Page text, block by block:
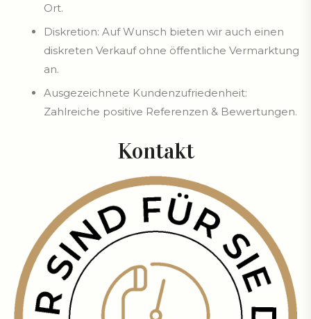
Ort.
Diskretion: Auf Wunsch bieten wir auch einen
diskreten Verkauf ohne öffentliche Vermarktung
an.
Ausgezeichnete Kundenzufriedenheit:
Zahlreiche positive Referenzen & Bewertungen.
Kontakt